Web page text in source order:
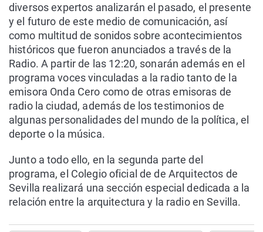
diversos expertos analizarán el pasado, el presente
y el futuro de este medio de comunicación, así
como multitud de sonidos sobre acontecimientos
históricos que fueron anunciados a través de la
Radio. A partir de las 12:20, sonarán además en el
programa voces vinculadas a la radio tanto de la
emisora Onda Cero como de otras emisoras de
radio la ciudad, además de los testimonios de
algunas personalidades del mundo de la política, el
deporte o la música.
Junto a todo ello, en la segunda parte del
programa, el Colegio oficial de de Arquitectos de
Sevilla realizará una sección especial dedicada a la
relación entre la arquitectura y la radio en Sevilla.